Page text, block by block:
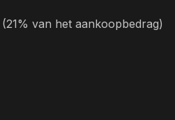
van het aankoopbedrag)